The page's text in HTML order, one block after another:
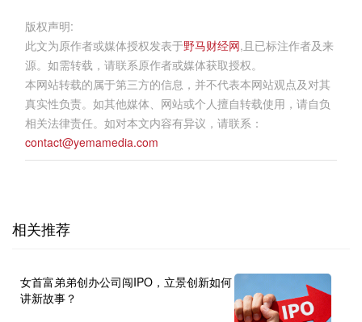
版权声明:
此文为原作者或媒体授权发表于野马财经网,且已标注作者及来
源。如需转载，请联系原作者或媒体获取授权。
本网站转载的属于第三方的信息，并不代表本网站观点及对其
真实性负责。如其他媒体、网站或个人擅自转载使用，请自负
相关法律责任。如对本文内容有异议，请联系：
contact@yemamedia.com
相关推荐
女首富弟弟创办公司闯IPO，立景创新如何
讲新故事？